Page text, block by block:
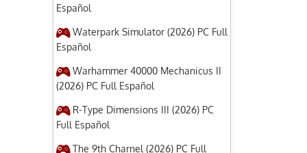
Español
Waterpark Simulator (2026) PC Full
Español
Warhammer 40000 Mechanicus II
(2026) PC Full Español
R-Type Dimensions III (2026) PC
Full Español
The 9th Charnel (2026) PC Full